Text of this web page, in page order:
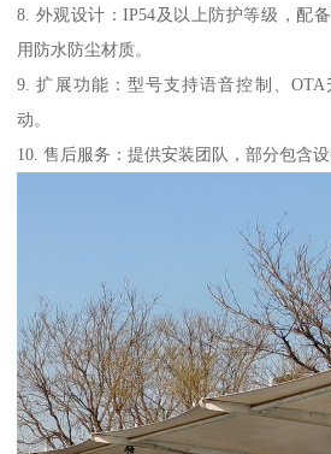
8. 外观设计：IP54及以上防护等级，配
用防水防尘材质。
9. 扩展功能：型号支持语音控制、
动。
10. 售后服务：提供安装团队，部分包含设